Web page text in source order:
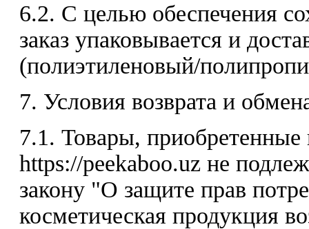
6.2. С целью обеспечения
заказ упаковывается и
(полиэтиленовый/
7. Условия возврата и
7.1. Товары, приобретенные
https://peekaboo.uz не
закону "О защите прав
косметическая продукция